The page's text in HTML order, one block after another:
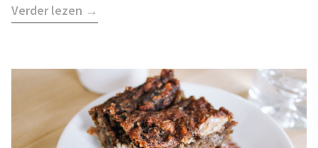
Verder lezen →